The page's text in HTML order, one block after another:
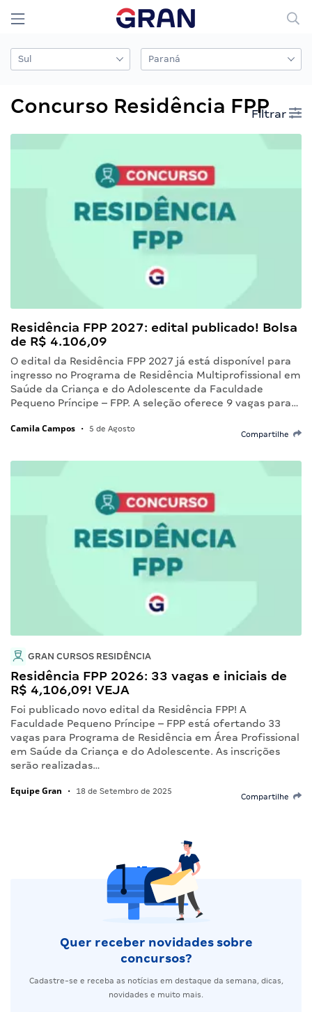
Concurso Residência FPPFiltrar
Residência FPP 2027: edital publicado! Bolsa
de R$ 4.106,09
O edital da Residência FPP 2027 já está disponível para
ingresso no Programa de Residência Multiprofissional em
Saúde da Criança e do Adolescente da Faculdade
Pequeno Príncipe – FPP. A seleção oferece 9 vagas para…
Camila Campos • 5 de Agosto
Compartilhe
GRAN CURSOS RESIDÊNCIA
Residência FPP 2026: 33 vagas e iniciais de
R$ 4,106,09! VEJA
Foi publicado novo edital da Residência FPP! A
Faculdade Pequeno Príncipe – FPP está ofertando 33
vagas para Programa de Residência em Área Profissional
em Saúde da Criança e do Adolescente. As inscrições
serão realizadas…
Equipe Gran • 18 de Setembro de 2025
Compartilhe
Quer receber novidades sobre
concursos?
Cadastre-se e receba as notícias em destaque da semana, dicas,
novidades e muito mais.